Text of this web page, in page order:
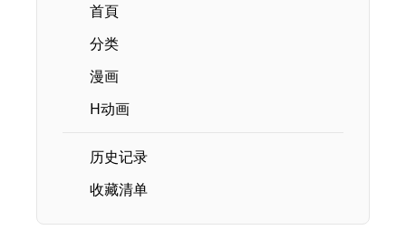
首頁
分类
漫画
H动画
历史记录
收藏清单